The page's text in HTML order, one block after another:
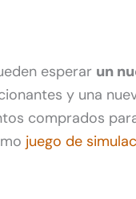
esperar un
y una
comprados
juego de